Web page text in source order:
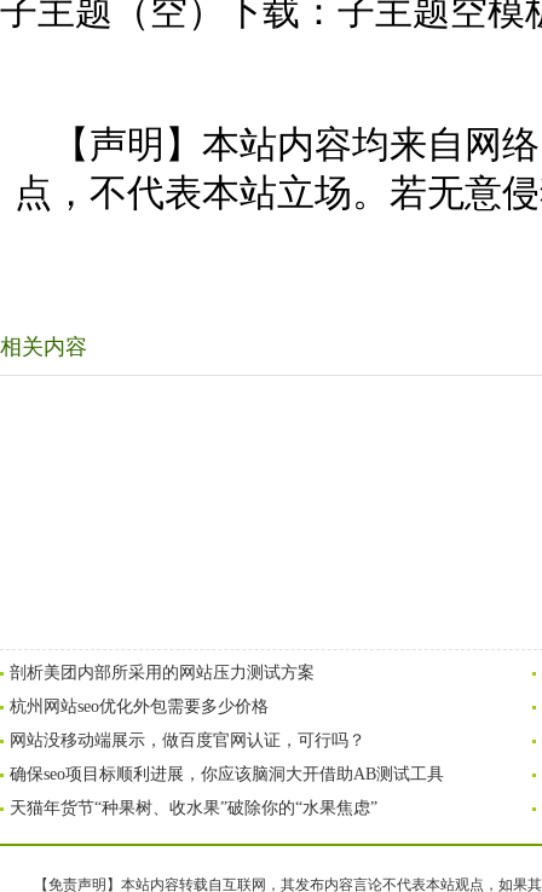
子主题（空）下载：子主题空模
【声明】本站内容均来自网
点，不代表本站立场。若无意
相关内容
剖析美团内部所采用的网站压力测试方案
杭州网站seo优化外包需要多少价格
网站没移动端展示，做百度官网认证，可行吗？
确保seo项目标顺利进展，你应该脑洞大开借助AB测试工具
天猫年货节“种果树、收水果”破除你的“水果焦虑”
【免责声明】本站内容转载自互联网，其发布内容言论不代表本站观点，如果